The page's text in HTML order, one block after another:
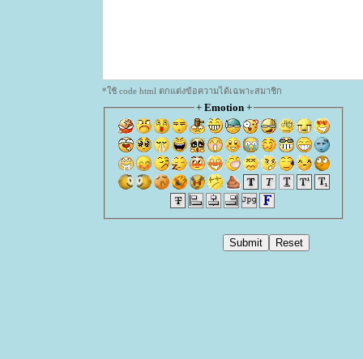
*ใช้ code html ตกแต่งข้อความได้เฉพาะสมาชิก
+ Emotion+